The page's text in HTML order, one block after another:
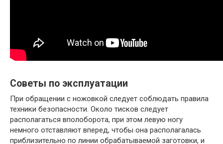
Советы по эксплуатации
При обращении с ножовкой следует соблюдать правила
техники безопасности. Около тисков следует
располагаться вполоборота, при этом левую ногу
немного отставляют вперед, чтобы она располагалась
приблизительно по линии обрабатываемой заготовки, и